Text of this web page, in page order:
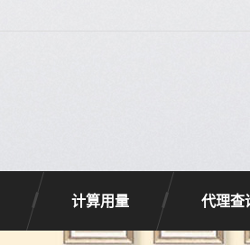
计算用量 代理查